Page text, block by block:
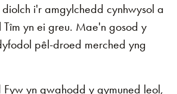
i'r amgylchedd cynhwysol a
Tîm yn ei greu. Mae'n gosod y
pêl-droed merched yng
yn gwahodd y gymuned leol,